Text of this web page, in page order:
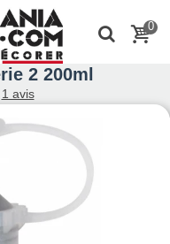
0
2 200ml
1 avis